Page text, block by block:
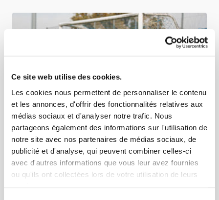
Ce site web utilise des cookies.
Les cookies nous permettent de personnaliser le contenu
et les annonces, d'offrir des fonctionnalités relatives aux
médias sociaux et d'analyser notre trafic. Nous
partageons également des informations sur l'utilisation de
notre site avec nos partenaires de médias sociaux, de
publicité et d'analyse, qui peuvent combiner celles-ci
avec d'autres informations que vous leur avez fournies
ou qu'ils ont collectées lors de votre utilisation de leurs
ÉQUIPE FEMININE 21 OCTOBRE 2025
GRASSHOPPER CLUB ZÜRICH - SERVETTE FCCF
2-3